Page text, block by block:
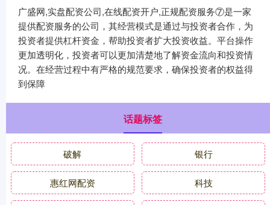
广盛网,实盘配资公司,在线配资开户,正规配资服务⑦是一家
提供配资服务的公司，其经营模式是通过与投资者合作，为
投资者提供杠杆资金，帮助投资者扩大投资收益。平台操作
更加透明化，投资者可以更加清楚地了解资金流向和投资情
况。在经营过程中有严格的规范要求，确保投资者的权益得
到保障
话题标签
破解 银行
惠红网配资 科技